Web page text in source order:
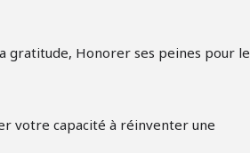
gratitude, Honorer ses peines pour le
votre capacité à réinventer une